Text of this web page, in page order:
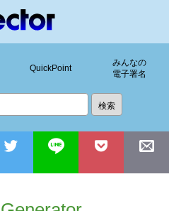
QuickPoint
みんなの
電子署名